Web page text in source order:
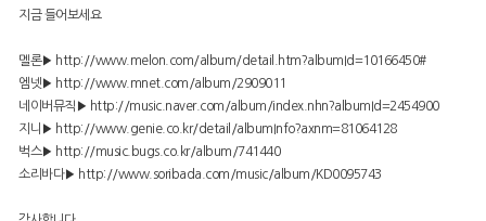
지금 들어보세요
멜론▶ http://www.melon.com/album/detail.htm?albumId=10166450#
엠넷▶ http://www.mnet.com/album/2909011
네이버뮤직▶ http://music.naver.com/album/index.nhn?albumId=2454900
지니▶ http://www.genie.co.kr/detail/albumInfo?axnm=81064128
벅스▶ http://music.bugs.co.kr/album/741440
소리바다▶ http://www.soribada.com/music/album/KD0095743